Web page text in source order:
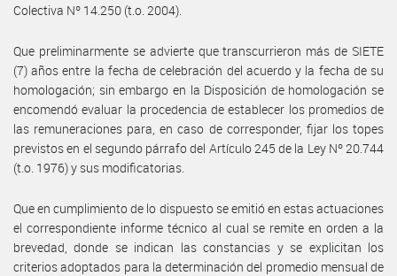
Colectiva Nº 14.250 (t.o. 2004).
Que preliminarmente se advierte que transcurrieron más de SIETE
(7) años entre la fecha de celebración del acuerdo y la fecha de su
homologación; sin embargo en la Disposición de homologación se
encomendó evaluar la procedencia de establecer los promedios de
las remuneraciones para, en caso de corresponder, fijar los topes
previstos en el segundo párrafo del Artículo 245 de la Ley Nº 20.744
(t.o. 1976) y sus modificatorias.
Que en cumplimiento de lo dispuesto se emitió en estas actuaciones
el correspondiente informe técnico al cual se remite en orden a la
brevedad, donde se indican las constancias y se explicitan los
criterios adoptados para la determinación del promedio mensual de